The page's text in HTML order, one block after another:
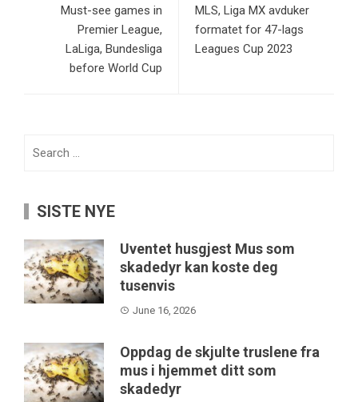
Must-see games in
Premier League,
LaLiga, Bundesliga
before World Cup
MLS, Liga MX avduker
formatet for 47-lags
Leagues Cup 2023
SISTE NYE
Uventet husgjest Mus som
skadedyr kan koste deg
tusenvis
June 16, 2026
Oppdag de skjulte truslene fra
mus i hjemmet ditt som
skadedyr